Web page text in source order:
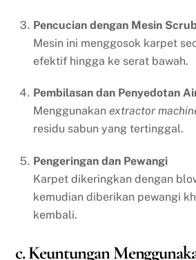
Pencucian dengan Mesin
Mesin ini menggosok karpet
efektif hingga ke serat bawah.
Pembilasan dan Penyedotan
Menggunakan extractor
residu sabun yang tertinggal.
Pengeringan dan Pewangi
Karpet dikeringkan dengan
kemudian diberikan pewangi
kembali.
c. Keuntungan